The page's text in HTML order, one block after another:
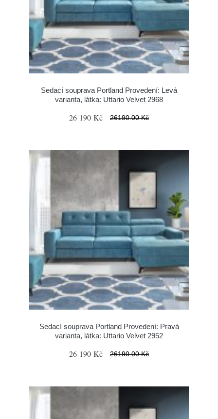
Sedací souprava Portland Provedení: Levá
varianta, látka: Uttario Velvet 2968
26 190 Kč 26190.00 Kč
Sedací souprava Portland Provedení: Pravá
varianta, látka: Uttario Velvet 2952
26 190 Kč 26190.00 Kč